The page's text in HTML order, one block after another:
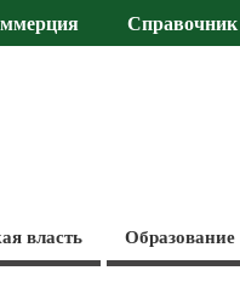
Справочник
власть Образование